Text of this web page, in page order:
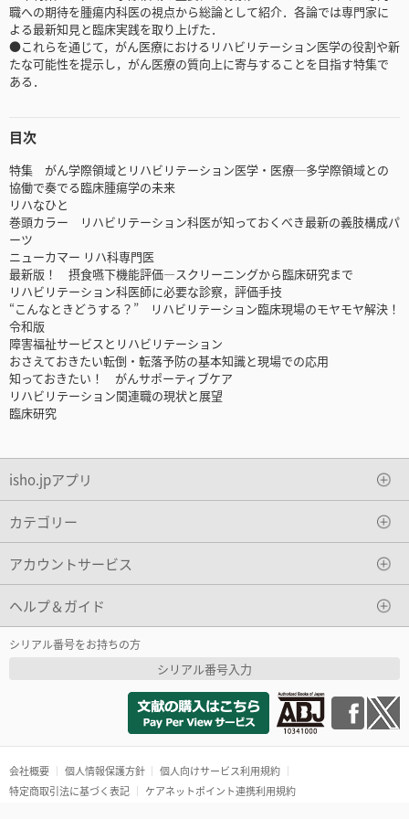
職への期待を腫瘍内科医の視点から総論として紹介．各論では専門家に
よる最新知見と臨床実践を取り上げた．
●これらを通じて，がん医療におけるリハビリテーション医学の役割や新
たな可能性を提示し，がん医療の質向上に寄与することを目指す特集で
ある．
目次
特集 がん学際領域とリハビリテーション医学・医療─多学際領域との
協働で奏でる臨床腫瘍学の未来
リハなひと
巻頭カラー リハビリテーション科医が知っておくべき最新の義肢構成パ
ーツ
ニューカマー リハ科専門医
最新版！ 摂食嚥下機能評価―スクリーニングから臨床研究まで
リハビリテーション科医師に必要な診察，評価手技
“こんなときどうする？” リハビリテーション臨床現場のモヤモヤ解決！
令和版
障害福祉サービスとリハビリテーション
おさえておきたい転倒・転落予防の基本知識と現場での応用
知っておきたい！ がんサポーティブケア
リハビリテーション関連職の現状と展望
臨床研究
isho.jpアプリ
カテゴリー
アカウントサービス
ヘルプ＆ガイド
シリアル番号をお持ちの方
シリアル番号入力
会社概要 個人情報保護方針
個人向けサービス利用規約
特定商取引法に基づく表記
ケアネットポイント連携利用規約